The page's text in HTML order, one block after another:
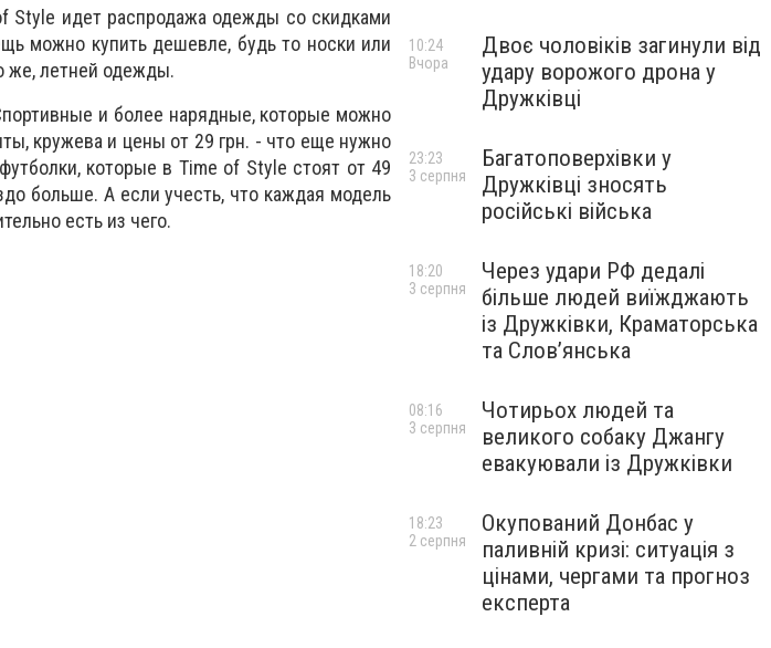
Style идет распродажа одежды со скидками
можно купить дешевле, будь то носки или
же, летней одежды.
и более нарядные, которые можно
кружева и цены от 29 грн. - что еще нужно
которые в Time of Style стоят от 49
больше. А если учесть, что каждая модель
есть из чего.
Двоє чоловіків загинули від
удару ворожого дрона у
Дружківці
10:24
Вчора
Багатоповерхівки у
Дружківці зносять
російські війська
23:23
3 серпня
Через удари РФ дедалі
більше людей виїжджають
із Дружківки, Краматорська
та Слов’янська
18:20
3 серпня
Чотирьох людей та
великого собаку Джангу
евакуювали із Дружківки
08:16
3 серпня
Окупований Донбас у
паливній кризі: ситуація з
цінами, чергами та прогноз
експерта
18:23
2 серпня